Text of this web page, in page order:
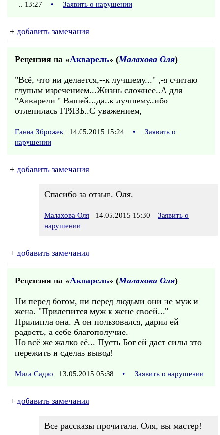
.. 13:27 • Заявить о нарушении
+ добавить замечания
Рецензия на «Акварель» (Малахова Оля)
"Всё, что ни делается,--к лучшему..." ,-я считаю
глупым изречением...Жизнь сложнее..А для
"Акварели " Вашей...да..к лучшему..ибо
отлепилась ГРЯЗЬ..С уважением,
Ганна Зброжек 14.05.2015 15:24 •
Заявить о
нарушении
+ добавить замечания
Спасибо за отзыв. Оля.
Малахова Оля 14.05.2015 15:30
Заявить о
нарушении
+ добавить замечания
Рецензия на «Акварель» (Малахова Оля)
Ни перед богом, ни перед людьми они не муж и
жена. "Прилепится муж к жене своей..."
Прилипла она. А он пользовался, дарил ей
радость, а себе благополучие.
Но всё же жалко её... Пусть Бог ей даст силы это
пережить и сделаь вывод!
Мила Садко 13.05.2015 05:38 • Заявить о нарушении
+ добавить замечания
Все рассказы прочитала. Оля, вы мастер!